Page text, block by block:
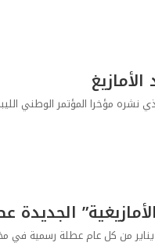
نشره مؤخرا المؤتمر الوطني